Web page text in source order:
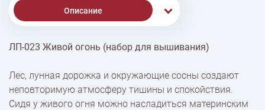
Описание
% Скидки
Доставка
ЛП-023 Живой огонь (набор для вышивания)
Лес, лунная дорожка и окружающие сосны создают
неповторимую атмосферу тишины и спокойствия.
Сидя у живого огня можно насладиться материнским